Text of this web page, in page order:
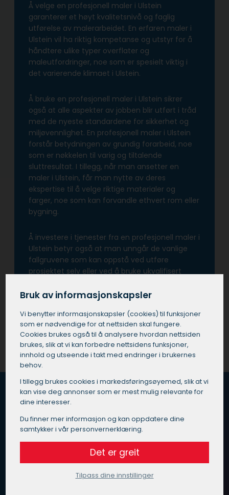
Å velge en profesjonell maler i Ulstein
garanterer et høyt kvalitetsnivå og faglig
utførelse av malerarbeidet. En erfaren maler i
Ulstein vil ha riktig kompetanse og utstyr for å
håndtere ulike typer overflater og
maleutfordringer, noe som er spesielt viktig i
det varierende klimaet i Ulstein.
Å bruke en profesjonell maler i Ulstein sikrer
også at alle aspekter av jobben blir utført i tråd
med de nyeste standardene for sikkerhet og
miljøvennlighet. En profesjonell maler i Ulstein
forstår betydningen av grundig forarbeid, noe
som er nøkkelen til varig og tiltalende
sluttresultat. I tillegg, når man ansetter en
maler i Ulstein, får man nytte av deres
ekspertise til å velge riktige materialer og
farger, noe som kan forvandle ethvert rom eller
bygning.
Å investere i tjenester fra en profesjonell maler i
Ulstein betyr også at man unngår de vanlige
fallgruvene som kan oppstå ved utføre
prosjektet selv eller ved å bruke ukvalifisert
Få et tilbud på maler i Ulstein
Hvordan fungerer Maleoppdrag.no?
Vi vet at du er opptatt av god kvalitet, pris og service
Vi har gjort det enkelt for deg – send inn en
Bruk av informasjonskapsler
Vi benytter informasjons­kapsler (cookies) til funksjoner
som er nødvendige for at nettsiden skal fungere.
Cookies brukes også til å analysere hvordan nettsiden
brukes, slik at vi kan forbedre nettsidens funksjoner,
innhold og utseende i takt med endringer i brukernes
behov.
I tillegg brukes cookies i markedsførings­øyemed, slik at vi
kan vise deg annonser som er mest mulig relevante for
dine interesser.
Du finner mer informasjon og kan oppdatere dine
samtykker i vår personvernerklæring.
Det er greit
Tilpass dine innstillinger